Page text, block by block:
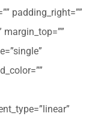
padding_right=””